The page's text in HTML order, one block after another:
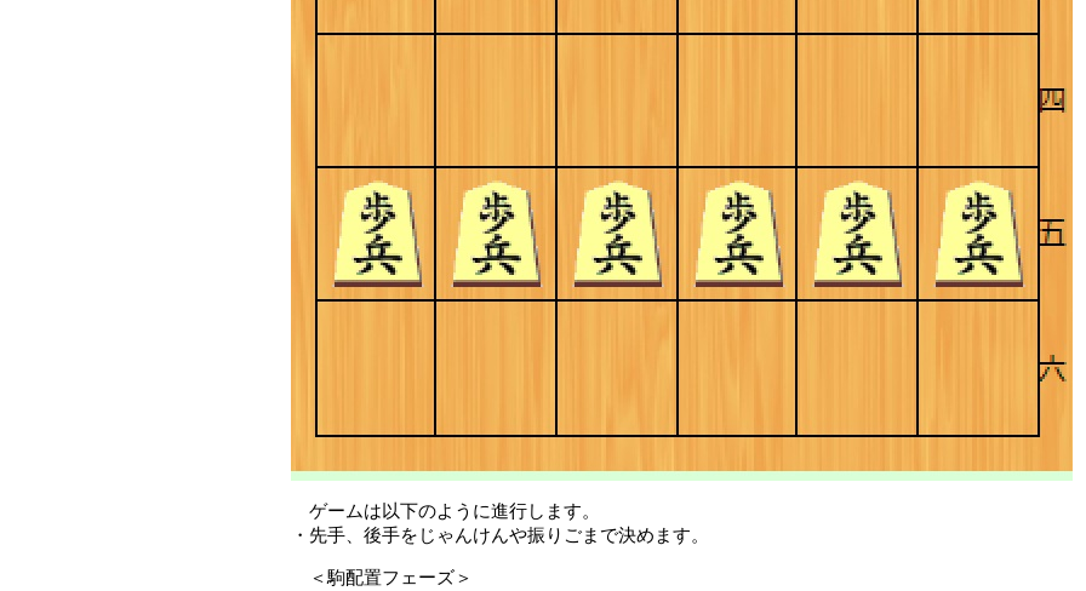
ゲームは以下のように進行します。
・先手、後手をじゃんけんや振りごまで決めます。
＜駒配置フェーズ＞